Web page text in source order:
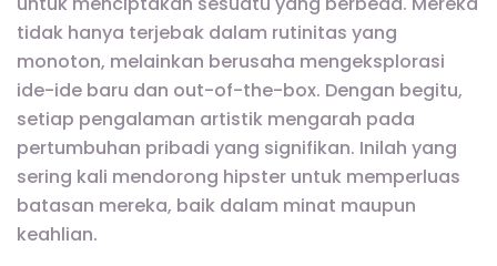
tidak hanya terjebak dalam rutinitas yang
monoton, melainkan berusaha mengeksplorasi
ide-ide baru dan out-of-the-box. Dengan begitu,
setiap pengalaman artistik mengarah pada
pertumbuhan pribadi yang signifikan. Inilah yang
sering kali mendorong hipster untuk memperluas
batasan mereka, baik dalam minat maupun
keahlian.